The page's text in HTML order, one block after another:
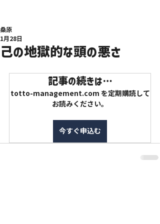
己の地獄的な頭の悪さ
桑原
1月28日
記事の続きは…
totto-management.com を定期購読して
お読みください。
今すぐ申込む